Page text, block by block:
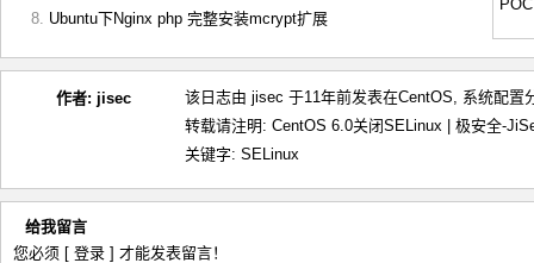
Ubuntu下Nginx php 完整安装mcrypt扩展
作者: jisec 该日志由 jisec 于11年前发表在CentOS, 系统配置
转载请注明: CentOS 6.0关闭SELinux | 极安全-
关键字: SELinux
给我留言
您必须 [ 登录 ] 才能发表留言！